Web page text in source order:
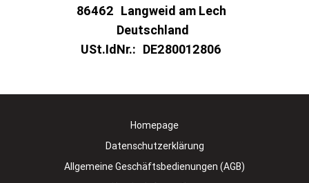
86462 Langweid am Lech
Deutschland
USt.IdNr.: DE280012806
Homepage
Datenschutzerklärung
Allgemeine Geschäftsbedienungen (AGB)